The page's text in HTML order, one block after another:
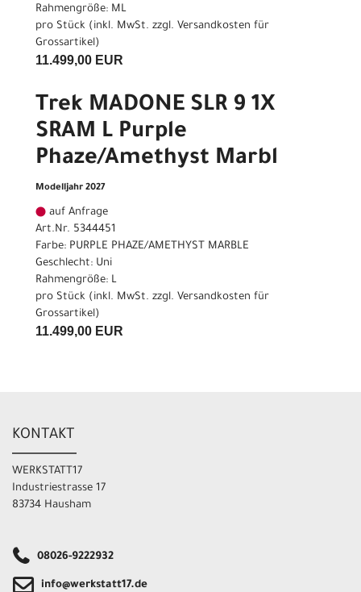
Rahmengröße: ML
pro Stück (inkl. MwSt. zzgl. Versandkosten für
Grossartikel)
11.499,00 EUR
Trek MADONE SLR 9 1X
SRAM L Purple
Phaze/Amethyst Marbl
Modelljahr 2027
auf Anfrage
Art.Nr. 5344451
Farbe: PURPLE PHAZE/AMETHYST MARBLE
Geschlecht: Uni
Rahmengröße: L
pro Stück (inkl. MwSt. zzgl. Versandkosten für
Grossartikel)
11.499,00 EUR
KONTAKT
WERKSTATT17
Industriestrasse 17
83734 Hausham
08026-9222932
info@werkstatt17.de